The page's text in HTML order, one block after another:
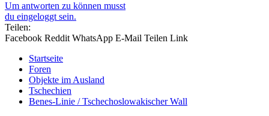
Um antworten zu können musst
du eingeloggt sein.
Teilen:
Facebook Reddit WhatsApp E-Mail Teilen Link
Startseite
Foren
Objekte im Ausland
Tschechien
Benes-Linie / Tschechoslowakischer Wall